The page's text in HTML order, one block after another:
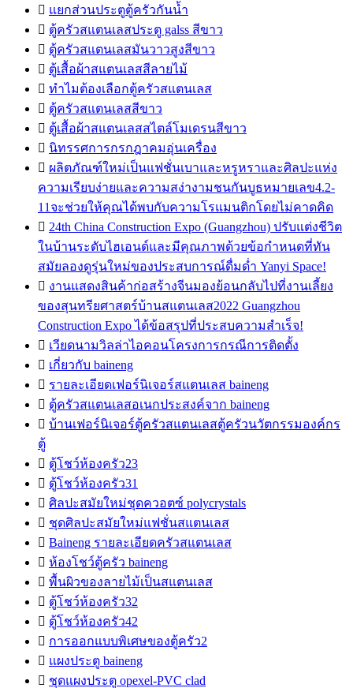
 แยกส่วนประตูตู้ครัวกันน้ำ
 ตู้ครัวสแตนเลสประตู galss สีขาว
 ตู้ครัวสแตนเลสมันวาวสูงสีขาว
 ตู้เสื้อผ้าสแตนเลสสีลายไม้
 ทำไมต้องเลือกตู้ครัวสแตนเลส
 ตู้ครัวสแตนเลสสีขาว
 ตู้เสื้อผ้าสแตนเลสสไตล์โมเดรนสีขาว
 นิทรรศการกรกฎาคมอุ่นเครื่อง
 ผลิตภัณฑ์ใหม่เป็นแฟชั่นเบาและหรูหราและศิลปะแห่ง
ความเรียบง่ายและความสง่างามชนกันบูธหมายเลข4.2-
11จะช่วยให้คุณได้พบกับความโรแมนติกโดยไม่คาดคิด
 24th China Construction Expo (Guangzhou) ปรับแต่งชีวิต
ในบ้านระดับไฮเอนด์และมีคุณภาพด้วยข้อกำหนดที่ทัน
สมัยลองดูรุ่นใหม่ของประสบการณ์ดื่มด่ำ Yanyi Space!
 งานแสดงสินค้าก่อสร้างจีนมองย้อนกลับไปที่งานเลี้ยง
ของสุนทรียศาสตร์บ้านสแตนเลส2022 Guangzhou
Construction Expo ได้ข้อสรุปที่ประสบความสำเร็จ!
 เวียดนามวิลล่าไอคอนโครงการกรณีการติดตั้ง
 เกี่ยวกับ baineng
 รายละเอียดเฟอร์นิเจอร์สแตนเลส baineng
 ตู้ครัวสแตนเลสอเนกประสงค์จาก baineng
 บ้านเฟอร์นิเจอร์ตู้ครัวสแตนเลสตู้ครัวนวัตกรรมองค์กร
ตู้
 ตู้โชว์ห้องครัว23
 ตู้โชว์ห้องครัว31
 ศิลปะสมัยใหม่ชุดควอตซ์ polycrystals
 ชุดศิลปะสมัยใหม่แฟชั่นสแตนเลส
 Baineng รายละเอียดครัวสแตนเลส
 ห้องโชว์ตู้ครัว baineng
 พื้นผิวของลายไม้เป็นสแตนเลส
 ตู้โชว์ห้องครัว32
 ตู้โชว์ห้องครัว42
 การออกแบบพิเศษของตู้ครัว2
 แผงประตู baineng
 ชุดแผงประตู opexel-PVC clad